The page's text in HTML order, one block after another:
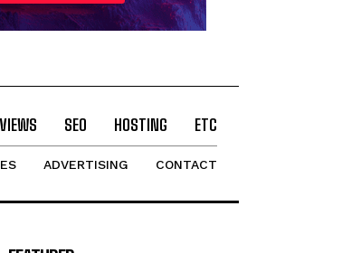
SEO HOSTING ETC
ADVERTISING CONTACT